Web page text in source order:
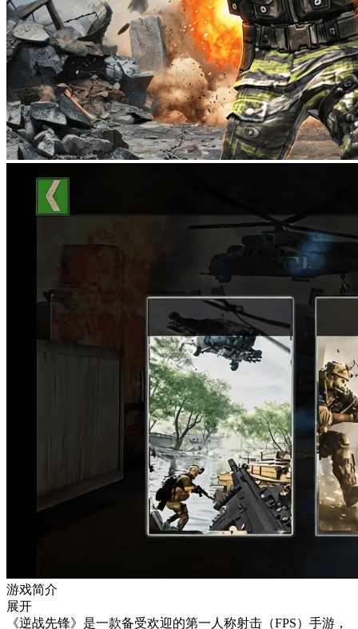
游戏简介
展开
《逆战先锋》是一款备受欢迎的第一人称射击（FPS）手游，